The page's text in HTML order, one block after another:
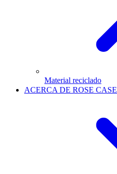
Material reciclado
ACERCA DE ROSE CASE